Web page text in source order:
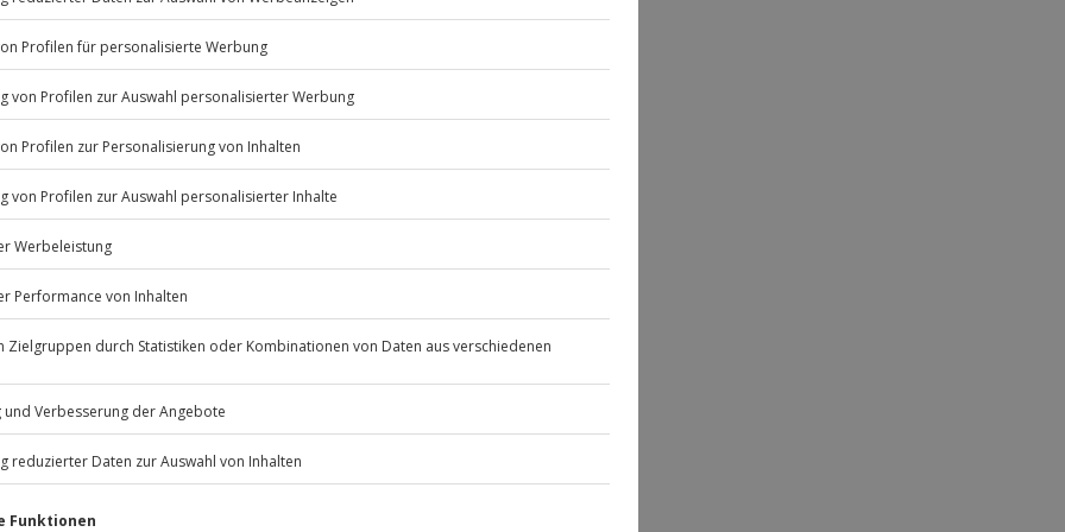
Stunden
der Hauptgang in der Pause
serviert
zu bestimmten Terminen
Listenansicht
Mühldorfstraße 8